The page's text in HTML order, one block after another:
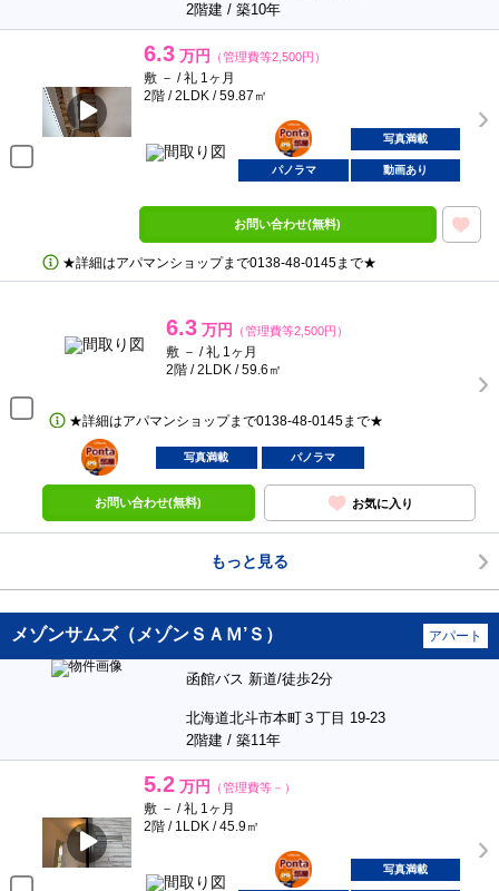
2階建 / 築10年
6.3 万円 （管理費等2,500円）
敷 － / 礼 1ヶ月
2階 / 2LDK / 59.87㎡
ポンタ
部屋
写真満載
パノラマ 動画あり
お問い合わせ(無料)
★詳細はアパマンショップまで0138‐48‐0145まで★
6.3 万円 （管理費等2,500円）
敷 － / 礼 1ヶ月
2階 / 2LDK / 59.6㎡
★詳細はアパマンショップまで0138‐48‐0145まで★
ポンタ
部屋
写真満載 パノラマ
お問い合わせ(無料) お気に入り
もっと見る
メゾンサムズ（メゾンＳＡＭ’Ｓ） アパート
函館バス 新道/徒歩2分
北海道北斗市本町３丁目 19-23
2階建 / 築11年
5.2 万円 （管理費等－）
敷 － / 礼 1ヶ月
2階 / 1LDK / 45.9㎡
ポンタ
部屋
写真満載